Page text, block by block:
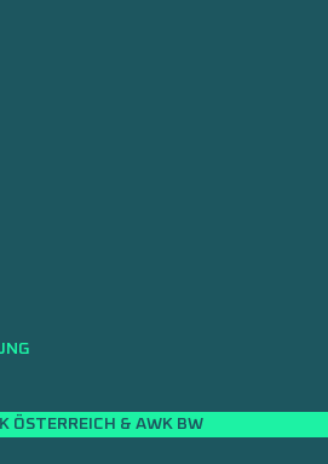
ÖSTERREICH & AWK BW